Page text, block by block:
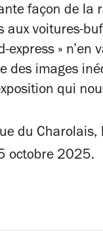
façon de la
voitures-
express »
des images
qui
du Charolais,
octobre 2025.